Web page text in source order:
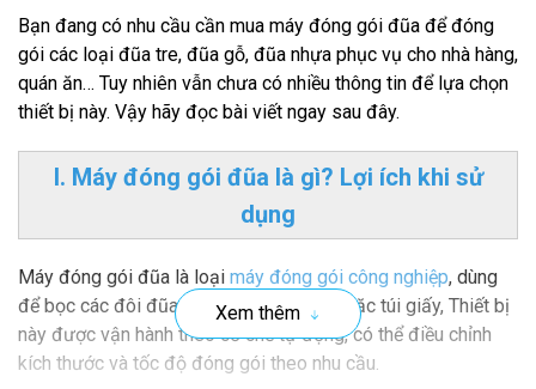
Bạn đang có nhu cầu cần mua máy đóng gói đũa để đóng
gói các loại đũa tre, đũa gỗ, đũa nhựa phục vụ cho nhà hàng,
quán ăn… Tuy nhiên vẫn chưa có nhiều thông tin để lựa chọn
thiết bị này. Vậy hãy đọc bài viết ngay sau đây.
I. Máy đóng gói đũa là gì? Lợi ích khi sử
dụng
Máy đóng gói đũa là loại máy đóng gói công nghiệp, dùng
để bọc các đôi đũa vào trong túi nilon hoặc túi giấy, Thiết bị
này được vận hành theo cơ chế tự động, có thể điều chỉnh
kích thước và tốc độ đóng gói theo nhu cầu.
Xem thêm